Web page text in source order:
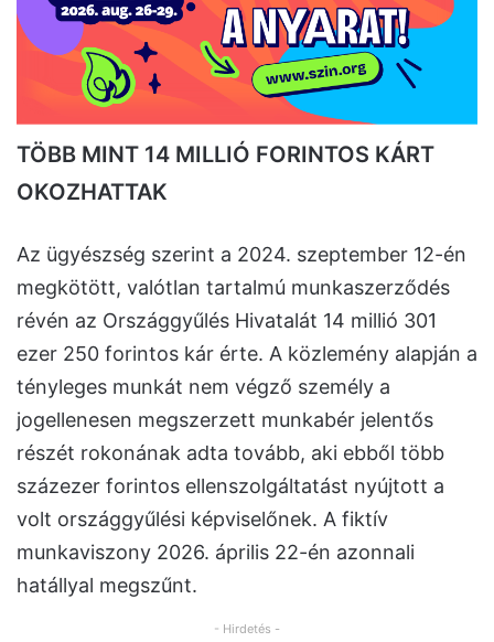
TÖBB MINT 14 MILLIÓ FORINTOS KÁRT
OKOZHATTAK
Az ügyészség szerint a 2024. szeptember 12-én
megkötött, valótlan tartalmú munkaszerződés
révén az Országgyűlés Hivatalát 14 millió 301
ezer 250 forintos kár érte. A közlemény alapján a
tényleges munkát nem végző személy a
jogellenesen megszerzett munkabér jelentős
részét rokonának adta tovább, aki ebből több
százezer forintos ellenszolgáltatást nyújtott a
volt országgyűlési képviselőnek. A fiktív
munkaviszony 2026. április 22-én azonnali
hatállyal megszűnt.
- Hirdetés -